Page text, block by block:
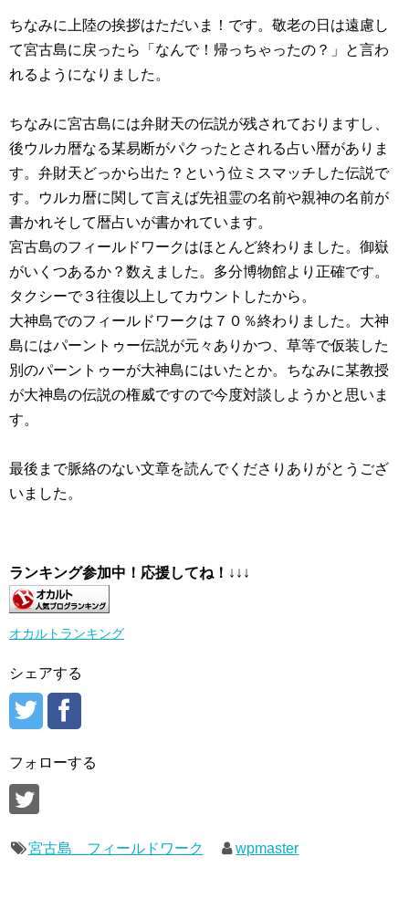
ちなみに上陸の挨拶はただいま！です。敬老の日は遠慮し
て宮古島に戻ったら「なんで！帰っちゃったの？」と言わ
れるようになりました。
ちなみに宮古島には弁財天の伝説が残されておりますし、
後ウルカ暦なる某易断がパクったとされる占い暦がありま
す。弁財天どっから出た？という位ミスマッチした伝説で
す。ウルカ暦に関して言えば先祖霊の名前や親神の名前が
書かれそして暦占いが書かれています。
宮古島のフィールドワークはほとんど終わりました。御嶽
がいくつあるか？数えました。多分博物館より正確です。
タクシーで３往復以上してカウントしたから。
大神島でのフィールドワークは７０％終わりました。大神
島にはパーントゥー伝説が元々ありかつ、草等で仮装した
別のパーントゥーが大神島にはいたとか。ちなみに某教授
が大神島の伝説の権威ですので今度対談しようかと思いま
す。
最後まで脈絡のない文章を読んでくださりありがとうござ
いました。
ランキング参加中！応援してね！ ↓↓↓
オカルトランキング
シェアする
フォローする
宮古島 フィールドワーク wpmaster